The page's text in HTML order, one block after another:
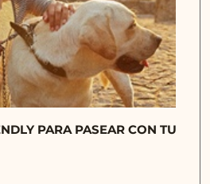
PARA PASEAR CON TU